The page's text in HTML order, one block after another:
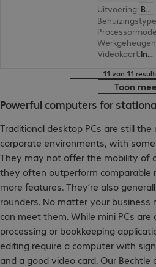
Uitvoering:
België (Nederlands)
Behuizingstype
Werkgeheugen
Videokaart: Intel UHD Graphics 730
11 van 11
Toon
Powerful computers for
Traditional desktop PCs are still
corporate environments, with
They may not offer the mobility of
they often outperform comparable
more features. They’re also
rounders. No matter your business
can meet them. While mini PCs
processing or bookkeeping
editing require a computer with
and a good video card. Our